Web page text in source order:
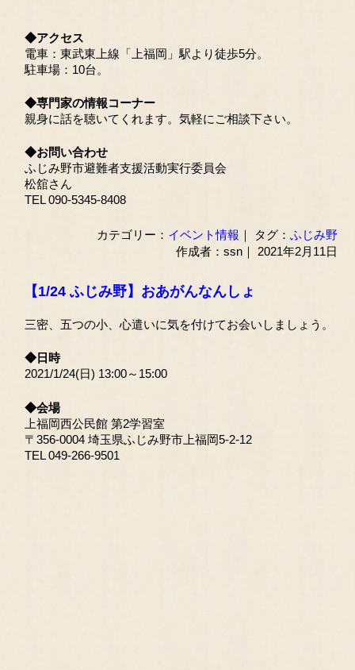
◆アクセス
電車：東武東上線「上福岡」駅より徒歩5分。
駐車場：10台。
◆専門家の情報コーナー
親身に話を聴いてくれます。気軽にご相談下さい。
◆お問い合わせ
ふじみ野市避難者支援活動実行委員会
松舘さん
TEL 090-5345-8408
カテゴリー： イベント情報 ｜ タグ：ふじみ野
作成者：ssn｜ 2021年2月11日
【1/24 ふじみ野】おあがんなんしょ
三密、五つの小、心遣いに気を付けてお会いしましょう。
◆日時
2021/1/24(日) 13:00～15:00
◆会場
上福岡西公民館 第2学習室
〒356-0004 埼玉県ふじみ野市上福岡5-2-12
TEL 049-266-9501